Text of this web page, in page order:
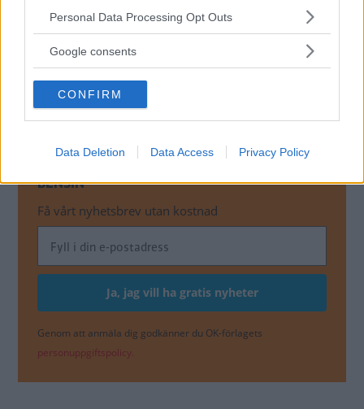
Please note that this website/app uses one or more Google
not limited to your visit or usage behaviour. You may click to
use your data for below specified purposes in below Google
consent section.
Personal Data Processing Opt Outs
Google consents
CONFIRM
Data Deletion Data Access Privacy Policy
Din bil klarar E10. Anledningen är ju att minska utsläppen
av växthusgaser och eftersom din bil är avsedd för 95
oktan och klarar etanolinblandningen finns ju ingen
anledning att tanka 98 oktan.
Erik Rönnblom, Vi Bilägare
BENSIN
Få vårt nyhetsbrev utan kostnad
Genom att anmäla dig godkänner du OK-förlagets
personuppgiftspolicy.